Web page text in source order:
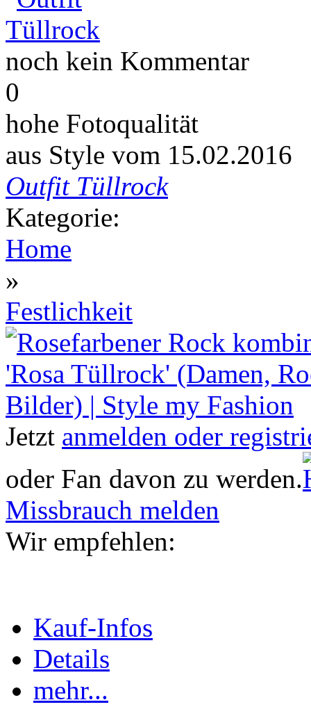
noch kein Kommentar
0
hohe Fotoqualität
aus Style vom 15.02.2016
Outfit Tüllrock
Kategorie:
Home
»
Festlichkeit
Jetzt anmelden oder
oder Fan davon zu werden.
Missbrauch melden
Wir empfehlen:
Kauf-Infos
Details
mehr...